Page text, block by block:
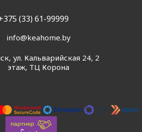
(33) 61-99999
info@keahome.by
ул. Кальварийская 24, 2
этаж, ТЦ Корона